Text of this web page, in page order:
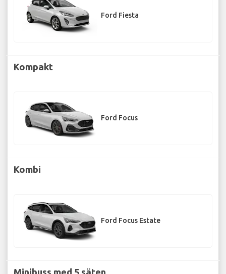
Ford Fiesta
Kompakt
Ford Focus
Kombi
Ford Focus Estate
Minibuss med 5 säten